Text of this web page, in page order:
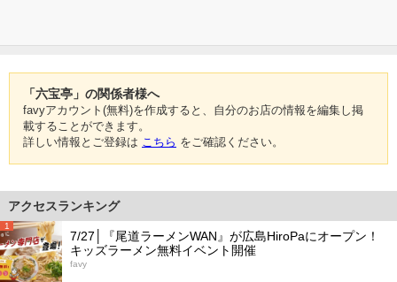
「六宝亭」の関係者様へ
favyアカウント(無料)を作成すると、自分のお店の情報を編集し掲
載することができます。
詳しい情報とご登録は こちら をご確認ください。
アクセスランキング
1
7/27│『尾道ラーメンWAN』が広島HiroPaにオープン！
キッズラーメン無料イベント開催
favy